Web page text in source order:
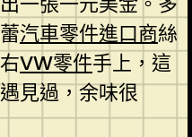
汽車零件進口商絲
VW零件手上，這
見過，余味很